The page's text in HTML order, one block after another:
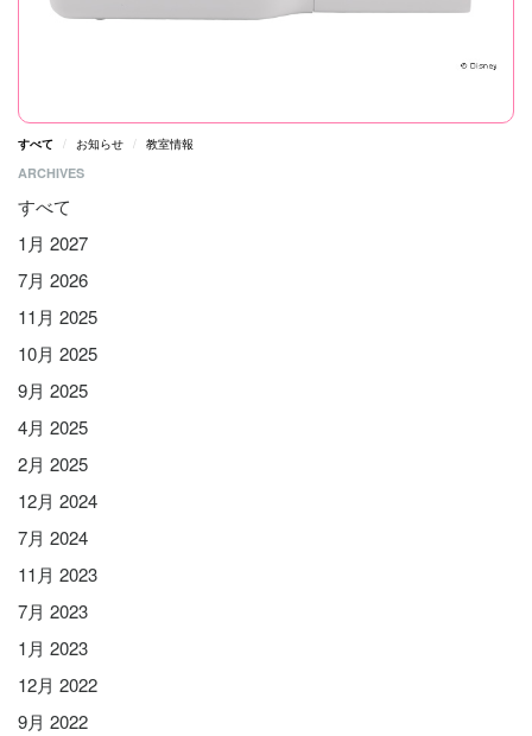
すべて お知らせ 教室情報
ARCHIVES
すべて
1月 2027
7月 2026
11月 2025
10月 2025
9月 2025
4月 2025
2月 2025
12月 2024
7月 2024
11月 2023
7月 2023
1月 2023
12月 2022
9月 2022